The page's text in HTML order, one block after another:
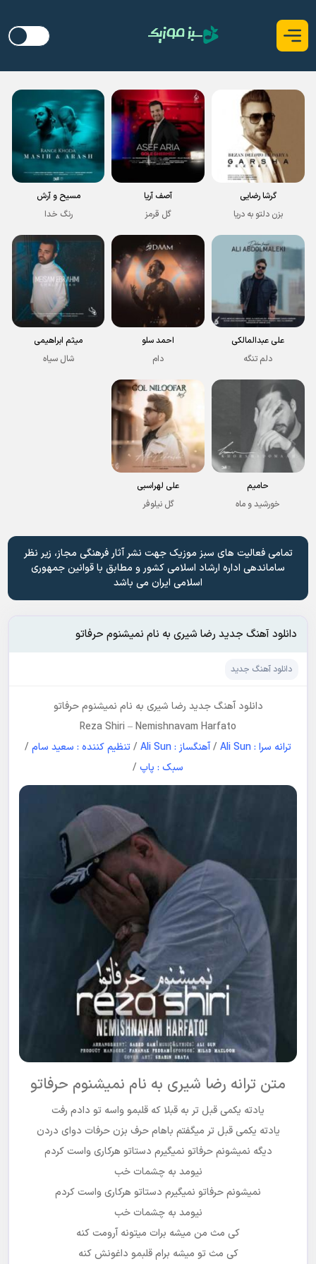
گرشا رضایی
بزن دلتو به دریا
آصف آریا
گل قرمز
مسیح و آرش
رنگ خدا
علی عبدالمالکی
دلم تنگه
احمد سلو
دام
میثم ابراهیمی
شال سیاه
حامیم
خورشید و ماه
علی لهراسبی
گل نیلوفر
تمامی فعالیت های سبز موزیک جهت نشر آثار فرهنگی مجاز، زیر نظر
ساماندهی اداره ارشاد اسلامی کشور و مطابق با قوانین جمهوری
اسلامی ایران می باشد
دانلود آهنگ جدید رضا شیری به نام نمیشنوم حرفاتو
دانلود آهنگ جدید
دانلود آهنگ جدید رضا شیری به نام نمیشنوم حرفاتو
Reza Shiri –Nemishnavam Harfato
ترانه سرا : Ali Sun
/آهنگساز : Ali Sun /تنظیم کننده : سعید سام /
سبک : پاپ /
متن ترانه رضا شیری به نام نمیشنوم حرفاتو
یادته یکمی قبل تر به قبلا که قلبمو واسه تو دادم رفت
یادته یکمی قبل تر میگفتم باهام حرف بزن حرفات دوای دردن
دیگه نمیشونم حرفاتو نمیگیرم دستاتو هرکاری واست کردم
نیومد به چشمات خب
نمیشونم حرفاتو نمیگیرم دستاتو هرکاری واست کردم
نیومد به چشمات خب
کی مث من میشه برات میتونه آرومت کنه
کی مث تو میشه برام قلبمو داغونش کنه